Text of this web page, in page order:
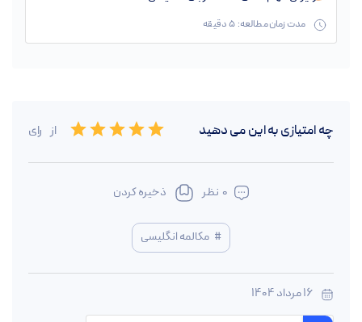
مدت زمان مطالعه: 5دقیقه
چه امتیازی به اینمی دهید
0.5 Stars
1 Star1.5 Stars
2 Stars
2.5 Stars
3 Stars
3.5 Stars
4 Stars4.5 Stars
5 Stars
Empty از رای
0 نظر ذخیره کردن
# مکالمه انگلیسی
16 مرداد 1404